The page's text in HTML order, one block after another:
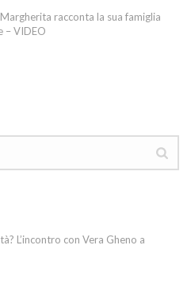
racconta la sua famiglia
– VIDEO
L’incontro con Vera Gheno a